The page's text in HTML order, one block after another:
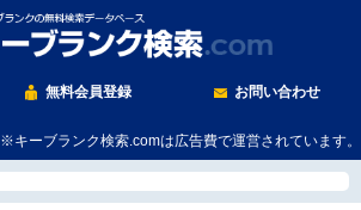
無料会員登録 お問い合わせ
※キーブランク検索.comは広告費で運営されています。